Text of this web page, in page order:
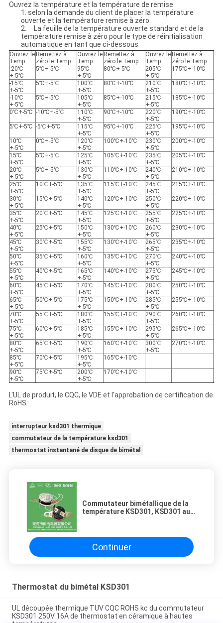
Ouvrez la température et la température de remise
1. selon la demande du client de placer la température
ouverte et la température remise à zéro.
2. La feuille de la température ouverte standard et de la
température remise à zéro pour le type de réinitialisation
automatique en tant que ci-dessous
Ouvrez le
Temp.
Remettez à
zéro le Temp.
Ouvrez le
Temp.
Remettez à
zéro le Temp.
Ouvrez le
Temp.
Remettez à
zéro le Temp.
-20℃
+-5℃
5℃+-5℃
95℃
+-5℃
80℃+-5℃
205℃
+-5℃
175℃+-10℃
-15℃
+-5℃
5℃+-5℃
100℃
+-5℃
80℃+-10℃
210℃
+-5℃
180℃+-10℃
-10℃
+-5℃
5℃+-5℃
105℃
+-5℃
85℃+-10℃
215℃
+-5℃
185℃+-10℃
0℃+-5℃ -10℃+-5℃
110℃
+-5℃
90℃+-10℃
220℃
+-5℃
190℃+-10℃
5℃+-5℃ -5℃+-5℃
115℃
+-5℃
95℃+-10℃
225℃
+-5℃
195℃+-10℃
10℃
+-5℃
0℃+-5℃
120℃
+-5℃
100℃+-10℃
230℃
+-5℃
200℃+-10℃
15℃
+-5℃
5℃+-5℃
125℃
+-5℃
105℃+-10℃
235℃
+-5℃
205℃+-10℃
20℃
+-5℃
5℃+-5℃
130℃
+-5℃
110℃+-10℃
240℃
+-5℃
210℃+-10℃
25℃
+-5℃
10℃+-5℃
135℃
+-5℃
115℃+-10℃
245℃
+-5℃
215℃+-10℃
30℃
+-5℃
15℃+-5℃
140℃
+-5℃
120℃+-10℃
250℃
+-5℃
220℃+-10℃
35℃
+-5℃
20℃+-5℃
145℃
+-5℃
125℃+-10℃
255℃
+-5℃
225℃+-10℃
40℃
+-5℃
25℃+-5℃
150℃
+-5℃
130℃+-10℃
260℃
+-5℃
230℃+-10℃
45℃
+-5℃
30℃+-5℃
155℃
+-5℃
130℃+-10℃
265℃
+-5℃
235℃+-10℃
50℃
+-5℃
35℃+-5℃
160℃
+-5℃
135℃+-10℃
270℃
+-5℃
240℃+-10℃
55℃
+-5℃
40℃+-5℃
165℃
+-5℃
140℃+-10℃
275℃
+-5℃
245℃+-10℃
60℃
+-5℃
45℃+-5℃
170℃
+-5℃
145℃+-10℃
280℃
+-5℃
250℃+-10℃
65℃
+-5℃
50℃+-5℃
175℃
+-5℃
150℃+-10℃
285℃
+-5℃
255℃+-10℃
70℃
+-5℃
55℃+-5℃
180℃
+-5℃
155℃+-10℃
290℃
+-5℃
260℃+-10℃
75℃
+-5℃
60℃+-5℃
185℃
+-5℃
155℃+-10℃
295℃
+-5℃
265℃+-10℃
80℃
+-5℃
65℃+-5℃
190℃
+-5℃
160℃+-10℃
300℃
+-5℃
270℃+-10℃
85℃
+-5℃
70℃+-5℃
195℃
+-5℃
165℃+-10℃
90℃
+-5℃
75℃+-5℃
200℃
+-5℃
170℃+-10℃
L'UL de produit, le CQC, le VDE et l'approbation de certification de
RoHS.
interrupteur ksd301 thermique
commutateur de la température ksd301
thermostat instantané de disque de bimétal
Commutateur bimétallique de la
température KSD301, KSD301 au-
Continuer
Thermostat du bimétal KSD301
UL découpée thermique TUV CQC ROHS kc du commutateur
KSD301 250V 16A de thermostat en céramique à hautes